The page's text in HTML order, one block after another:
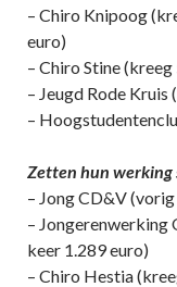
– Chiro Knipoog
euro)
– Chiro Stine
– Jeugd Rode Kruis
–
Zetten hun werking
– Jong CD&V
–
keer 1.289 euro)
– Chiro Hestia